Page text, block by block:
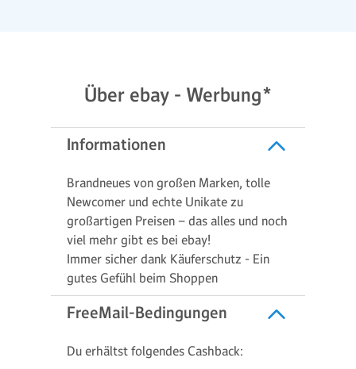
Über ebay - Werbung*
Informationen
Brandneues von großen Marken, tolle
Newcomer und echte Unikate zu
großartigen Preisen – das alles und noch
viel mehr gibt es bei ebay!
Immer sicher dank Käuferschutz - Ein
gutes Gefühl beim Shoppen
FreeMail-Bedingungen
Du erhältst folgendes Cashback: